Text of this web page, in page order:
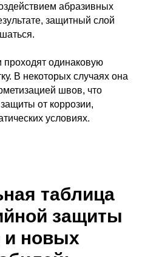
абразивных
защитный слой
одинаковую
В некоторых случаях она
швов, что
от коррозии,
условиях.
таблица
защиты
и новых